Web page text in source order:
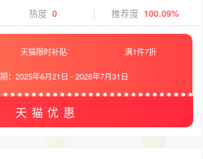
热度 0 推荐度 100.09%
天猫限时补贴 满1件7折
：2025年6月21日 -2028年7月31日
天猫优惠